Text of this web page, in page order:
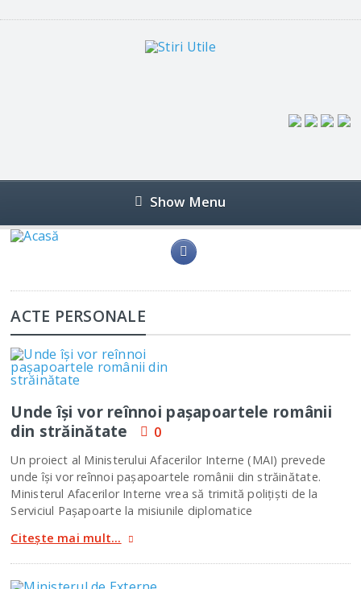
Show Menu
ACTE PERSONALE
Unde îşi vor reînnoi paşapoartele românii
din străinătate
0
Un proiect al Ministerului Afacerilor Interne (MAI) prevede
unde îşi vor reînnoi paşapoartele românii din străinătate.
Ministerul Afacerilor Interne vrea să trimită poliţişti de la
Serviciul Paşapoarte la misiunile diplomatice
Citește mai mult...